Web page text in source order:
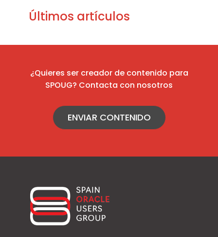
Últimos artículos
¿Quieres ser creador de contenido para
SPOUG? Contacta con nosotros
ENVIAR CONTENIDO